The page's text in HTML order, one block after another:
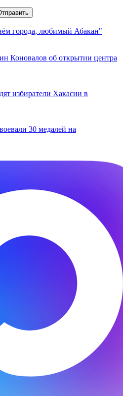
города, любимый Абакан"
Коновалов об открытии центра
избиратели Хакасии в
30 медалей на